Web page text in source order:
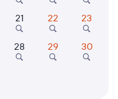
21 22 23
28 29 30